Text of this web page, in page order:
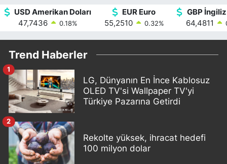
USD Amerikan Doları
47,7436
0.18%
EUR Euro
55,2510
0.32%
GBP
64,4811
Trend Haberler
LG, Dünyanın En İnce Kablosuz
OLED TV'si Wallpaper TV'yi
Türkiye Pazarına Getirdi
1
Rekolte yüksek, ihracat hedefi
100 milyon dolar
2